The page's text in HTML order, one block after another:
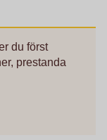
du först
prestanda